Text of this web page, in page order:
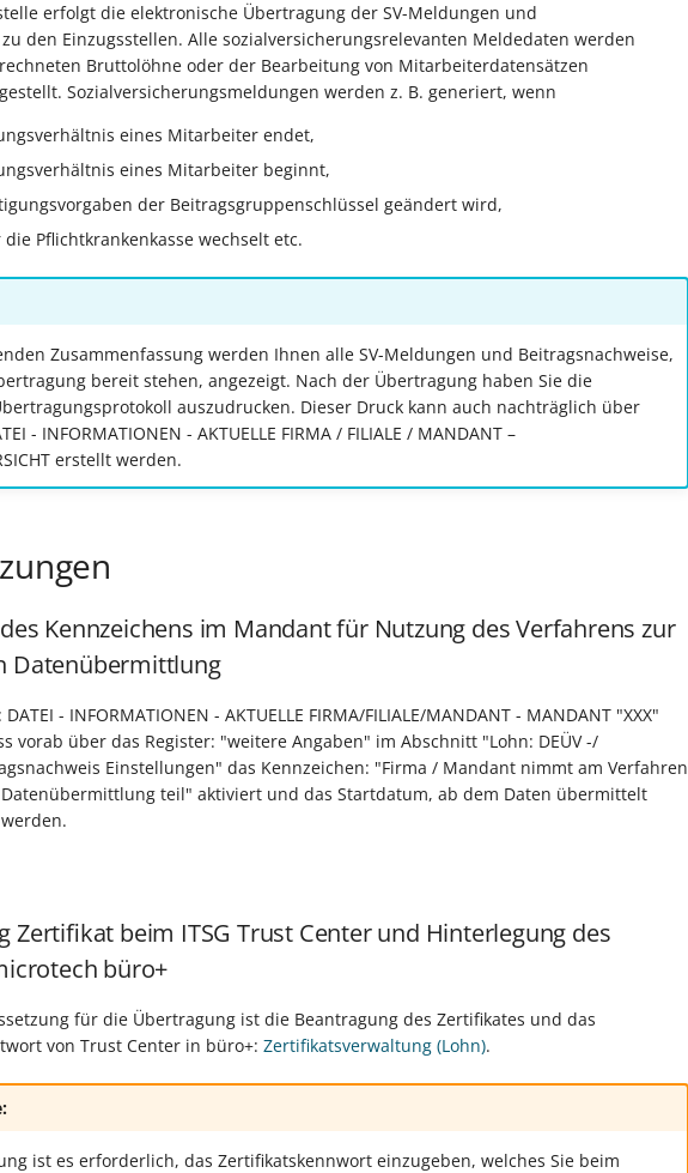
erfolgt die elektronische Übertragung der SV-Meldungen und
den Einzugsstellen. Alle sozialversicherungsrelevanten Meldedaten werden
Bruttolöhne oder der Bearbeitung von Mitarbeiterdatensätzen
Sozialversicherungsmeldungen werden z. B. generiert, wenn
eines Mitarbeiter endet,
eines Mitarbeiter beginnt,
der Beitragsgruppenschlüssel geändert wird,
Pflichtkrankenkasse wechselt etc.
Zusammenfassung werden Ihnen alle SV-Meldungen und Beitragsnachweise,
bereit stehen, angezeigt. Nach der Übertragung haben Sie die
auszudrucken. Dieser Druck kann auch nachträglich über
- INFORMATIONEN - AKTUELLE FIRMA / FILIALE / MANDANT –
erstellt werden.
Kennzeichens im Mandant für Nutzung des Verfahrens zur
Datenübermittlung
- INFORMATIONEN - AKTUELLE FIRMA/FILIALE/MANDANT - MANDANT "XXX"
vorab über das Register: "weitere Angaben" im Abschnitt "Lohn: DEÜV -/
Einstellungen" das Kennzeichen: "Firma / Mandant nimmt am Verfahren
teil" aktiviert und das Startdatum, ab dem Daten übermittelt
Zertifikat beim ITSG Trust Center und Hinterlegung des
büro+
für die Übertragung ist die Beantragung des Zertifikates und das
von Trust Center in büro+: Zertifikatsverwaltung (Lohn).
ist es erforderlich, das Zertifikatskennwort einzugeben, welches Sie beim